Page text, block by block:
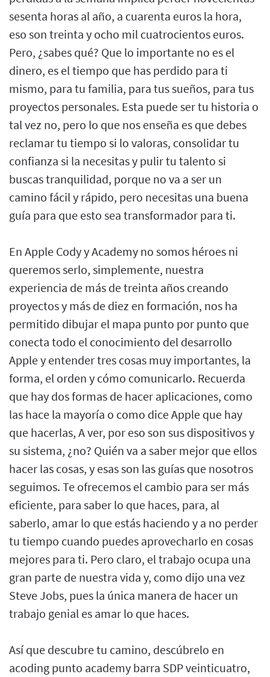
sesenta horas al año, a cuarenta euros la hora,
eso son treinta y ocho mil cuatrocientos euros.
Pero, ¿sabes qué? Que lo importante no es el
dinero, es el tiempo que has perdido para ti
mismo, para tu familia, para tus sueños, para tus
proyectos personales. Esta puede ser tu historia o
tal vez no, pero lo que nos enseña es que debes
reclamar tu tiempo si lo valoras, consolidar tu
confianza si la necesitas y pulir tu talento si
buscas tranquilidad, porque no va a ser un
camino fácil y rápido, pero necesitas una buena
guía para que esto sea transformador para ti.
En Apple Cody y Academy no somos héroes ni
queremos serlo, simplemente, nuestra
experiencia de más de treinta años creando
proyectos y más de diez en formación, nos ha
permitido dibujar el mapa punto por punto que
conecta todo el conocimiento del desarrollo
Apple y entender tres cosas muy importantes, la
forma, el orden y cómo comunicarlo. Recuerda
que hay dos formas de hacer aplicaciones, como
las hace la mayoría o como dice Apple que hay
que hacerlas, A ver, por eso son sus dispositivos y
su sistema, ¿no? Quién va a saber mejor que ellos
hacer las cosas, y esas son las guías que nosotros
seguimos. Te ofrecemos el cambio para ser más
eficiente, para saber lo que haces, para, al
saberlo, amar lo que estás haciendo y a no perder
tu tiempo cuando puedes aprovecharlo en cosas
mejores para ti. Pero claro, el trabajo ocupa una
gran parte de nuestra vida y, como dijo una vez
Steve Jobs, pues la única manera de hacer un
trabajo genial es amar lo que haces.
Así que descubre tu camino, descúbrelo en
acoding punto academy barra SDP veinticuatro,